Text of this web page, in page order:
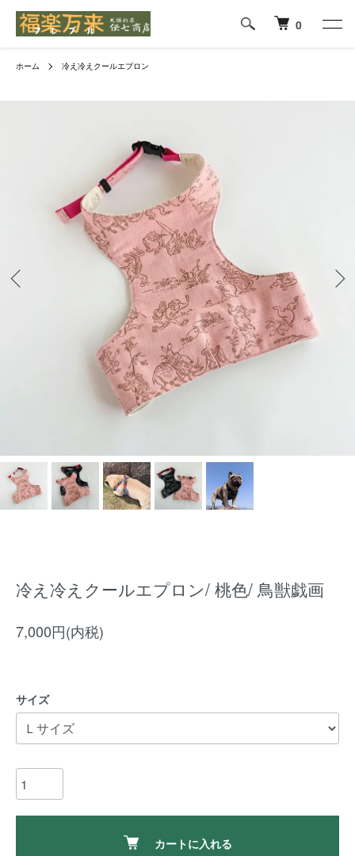
0
ホーム 冷え冷えクールエプロン
冷え冷えクールエプロン/ 桃色/ 鳥獣戯画
7,000円(内税)
サイズ
カートに入れる